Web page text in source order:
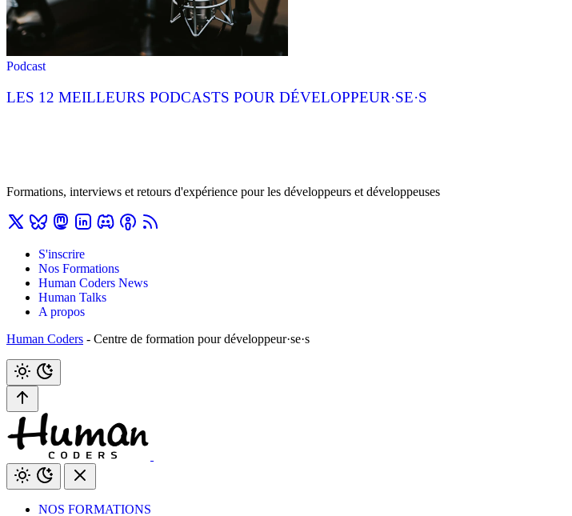
Podcast
LES 12 MEILLEURS PODCASTS POUR DÉVELOPPEUR·SE·S
Formations, interviews et retours d'expérience pour les développeurs et développeuses
S'inscrire
Nos Formations
Human Coders News
Human Talks
A propos
Human Coders - Centre de formation pour développeur·se·s
NOS FORMATIONS